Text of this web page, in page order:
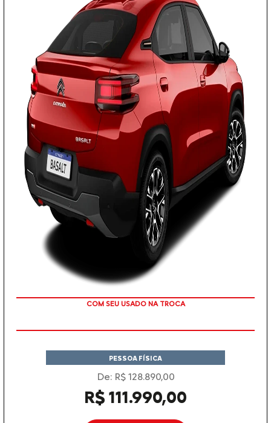
TAXA ZERO
PESSOA FÍSICA
De: R$ 128.890,00
R$ 111.990,00